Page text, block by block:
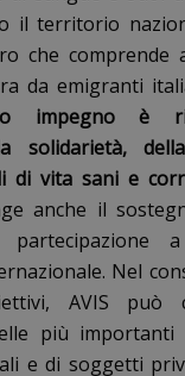
il territorio
che comprende
da emigranti
impegno è
solidarietà,
di vita sani e
anche il
Nel
AVIS può
più importanti
e di soggetti